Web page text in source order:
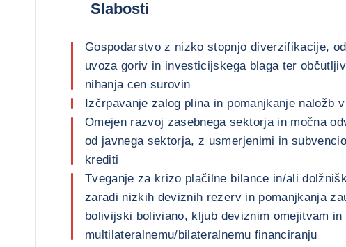
Slabosti
Gospodarstvo z nizko stopnjo diverzifikacije,
uvoza goriv in investicijskega blaga ter
nihanja cen surovin
Izčrpavanje zalog plina in pomanjkanje naložb
Omejen razvoj zasebnega sektorja in močna
od javnega sektorja, z usmerjenimi in
krediti
Tveganje za krizo plačilne bilance in/ali
zaradi nizkih deviznih rezerv in pomanjkanja
bolivijski boliviano, kljub deviznim omejitvam in
multilateralnemu/bilateralnemu financiranju